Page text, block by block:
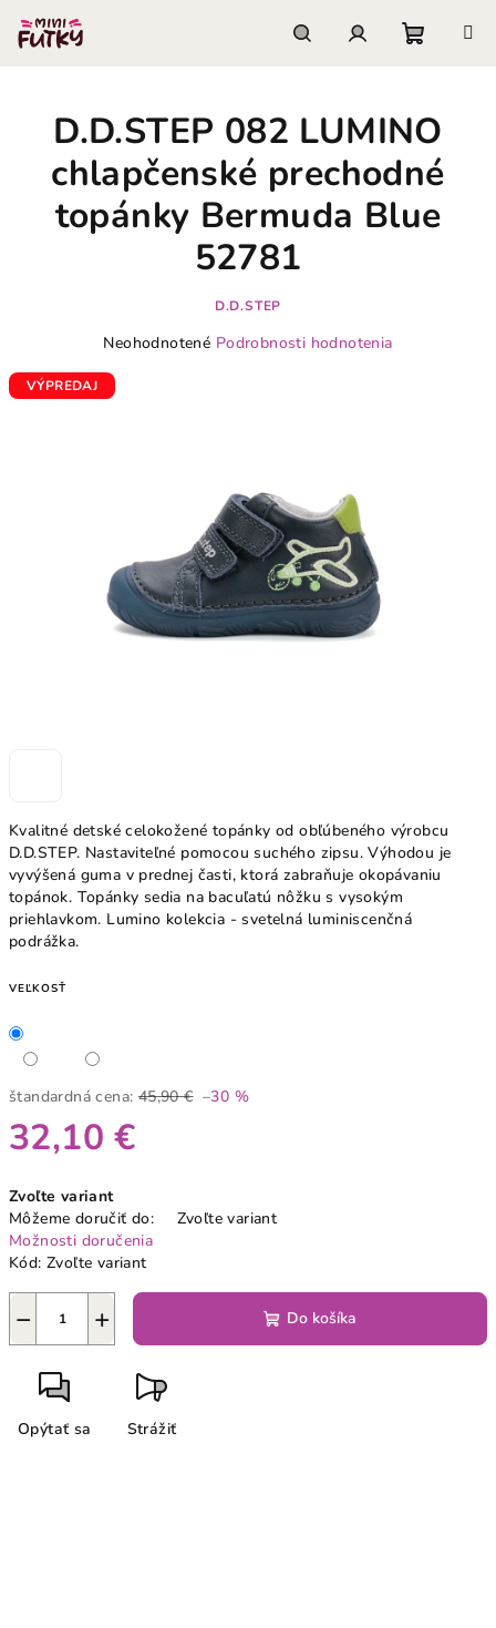
obsah
košík
Kvalitné detské celokožené topánky od obľúbeného výrobcu
D.D.STEP. Nastaviteľné pomocou suchého zipsu. Výhodou je
vyvýšená guma v prednej časti, ktorá zabraňuje okopávaniu
topánok. Topánky sedia na bacuľatú nôžku s vysokým
priehlavkom. Lumino kolekcia - svetelná luminiscenčná
podrážka.
VEĽKOSŤ
štandardná cena: 45,90 € –30 %
32,10 €
cena:
Zvoľte variant
Môžeme doručiť do:
Zvoľte variant
Možnosti doručenia
Kód: Zvoľte variant
+
− Do košíka
Opýtať sa Strážiť
D.D.STEP 082 LUMINO
chlapčenské prechodné
topánky Bermuda Blue
52781
D.D.STEP
Priemerné
produktu
Neohodnotené Podrobnosti hodnotenia
VÝPREDAJ